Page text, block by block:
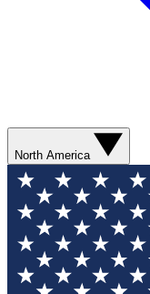
North America